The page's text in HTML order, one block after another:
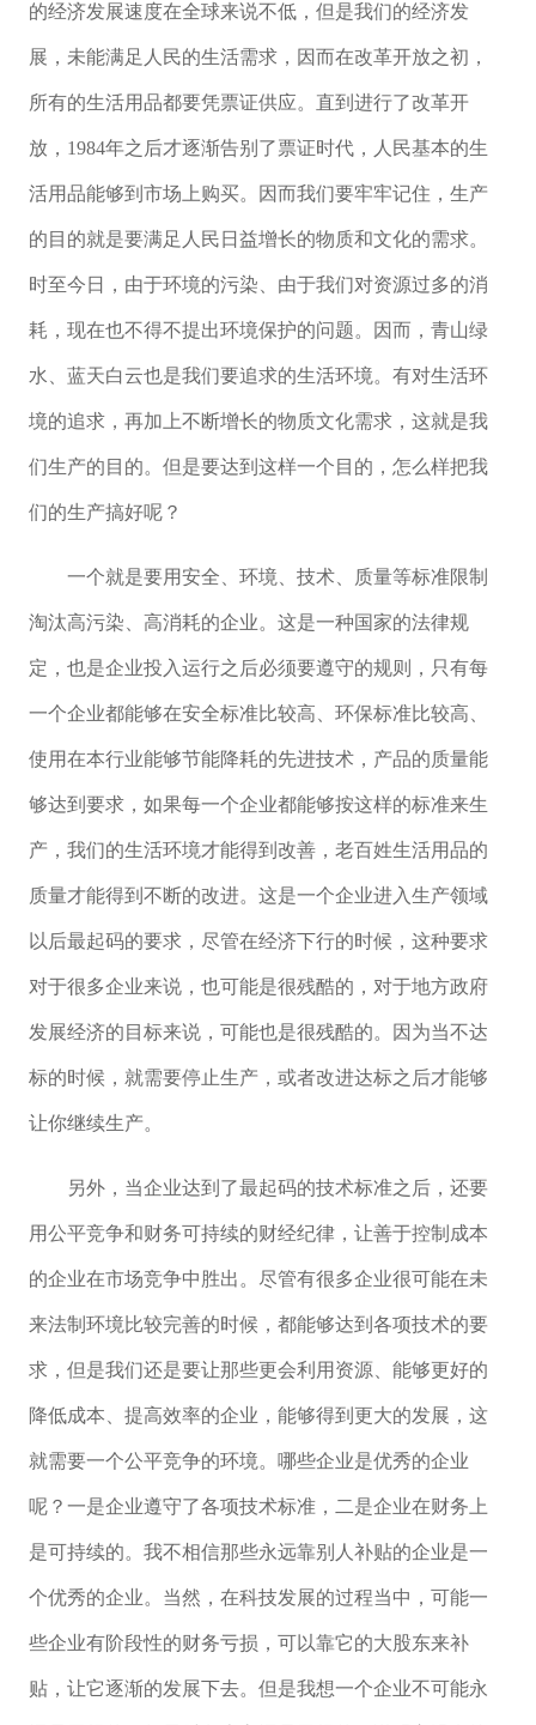
的经济发展速度在全球来说不低，但是我们的经济发
展，未能满足人民的生活需求，因而在改革开放之初，
所有的生活用品都要凭票证供应。直到进行了改革开
放，1984年之后才逐渐告别了票证时代，人民基本的生
活用品能够到市场上购买。因而我们要牢牢记住，生产
的目的就是要满足人民日益增长的物质和文化的需求。
时至今日，由于环境的污染、由于我们对资源过多的消
耗，现在也不得不提出环境保护的问题。因而，青山绿
水、蓝天白云也是我们要追求的生活环境。有对生活环
境的追求，再加上不断增长的物质文化需求，这就是我
们生产的目的。但是要达到这样一个目的，怎么样把我
们的生产搞好呢？
一个就是要用安全、环境、技术、质量等标准限制
淘汰高污染、高消耗的企业。这是一种国家的法律规
定，也是企业投入运行之后必须要遵守的规则，只有每
一个企业都能够在安全标准比较高、环保标准比较高、
使用在本行业能够节能降耗的先进技术，产品的质量能
够达到要求，如果每一个企业都能够按这样的标准来生
产，我们的生活环境才能得到改善，老百姓生活用品的
质量才能得到不断的改进。这是一个企业进入生产领域
以后最起码的要求，尽管在经济下行的时候，这种要求
对于很多企业来说，也可能是很残酷的，对于地方政府
发展经济的目标来说，可能也是很残酷的。因为当不达
标的时候，就需要停止生产，或者改进达标之后才能够
让你继续生产。
另外，当企业达到了最起码的技术标准之后，还要
用公平竞争和财务可持续的财经纪律，让善于控制成本
的企业在市场竞争中胜出。尽管有很多企业很可能在未
来法制环境比较完善的时候，都能够达到各项技术的要
求，但是我们还是要让那些更会利用资源、能够更好的
降低成本、提高效率的企业，能够得到更大的发展，这
就需要一个公平竞争的环境。哪些企业是优秀的企业
呢？一是企业遵守了各项技术标准，二是企业在财务上
是可持续的。我不相信那些永远靠别人补贴的企业是一
个优秀的企业。当然，在科技发展的过程当中，可能一
些企业有阶段性的财务亏损，可以靠它的大股东来补
贴，让它逐渐的发展下去。但是我想一个企业不可能永